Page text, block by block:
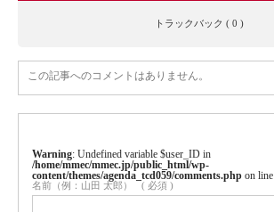
トラックバック ( 0 )
この記事へのコメントはありません。
Warning : Undefined variable $user_ID in
/home/mmec/mmec.jp/public_html/wp-
content/themes/agenda_tcd059/comments.php on line
名前（例：山田 太郎） ( 必須 )